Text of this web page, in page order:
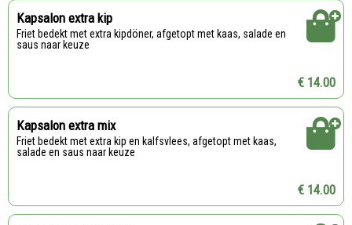
Kapsalon extra kip
Friet bedekt met extra kipdöner, afgetopt met kaas, salade en
saus naar keuze
€ 14.00
Kapsalon extra mix
Friet bedekt met extra kip en kalfsvlees, afgetopt met kaas,
salade en saus naar keuze
€ 14.00